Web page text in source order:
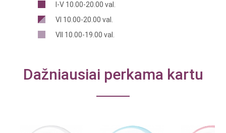
I-V 10.00-20.00 val.
VI 10.00-20.00 val.
VII 10.00-19.00 val.
Dažniausiai perkama kartu